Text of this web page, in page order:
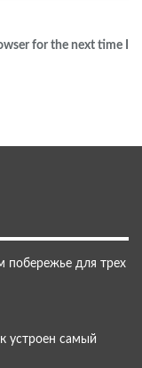
for the next time I
побережье для трех
устроен самый